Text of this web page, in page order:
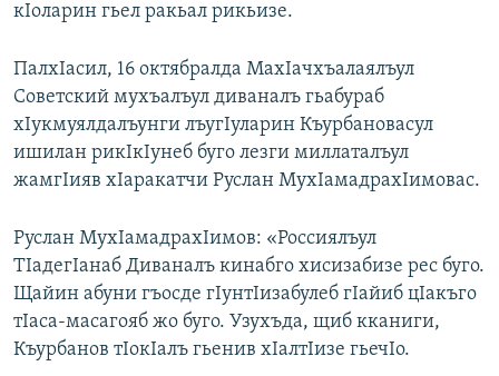
кIоларин гьел ракьал рикьизе.
ПалхIасил, 16 октябралда МахIачхъалаялъул
Советский мухъалъул диваналъ гьабураб
хIукмуялдалъунги лъугIуларин Къурбановасул
ишилан рикIкIунеб буго лезги миллаталъул
жамгIияв хIаракатчи Руслан МухIамадрахIимовас.
Руслан МухIамадрахIимов: «Россиялъул
ТIадегIанаб Диваналъ кинабго хисизабизе рес буго.
Щайин абуни гъосде гIунтIизабулеб гIайиб цIакъго
тIаса-масагояб жо буго. Узухъда, щиб кканиги,
Къурбанов тIокIалъ гьенив хIалтIизе гьечIо.